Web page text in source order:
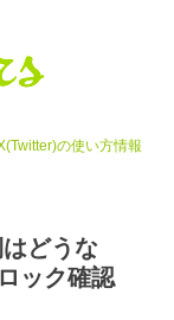
の使い方情報
どうな
ック確認